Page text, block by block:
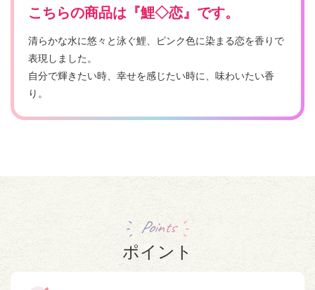
Points
ポイント
こちらの商品は『鯉◇恋』です。
清らかな水に悠々と泳ぐ鯉、ピンク色に染まる恋を香りで
表現しました。
自分で輝きたい時、幸せを感じたい時に、味わいたい香
り。